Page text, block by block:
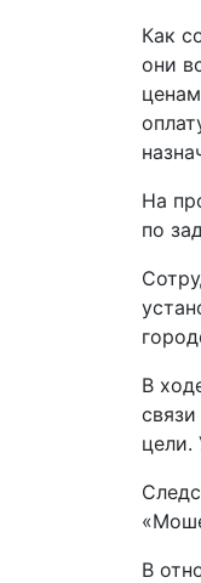
Как
они
На
по
В
цели.
В